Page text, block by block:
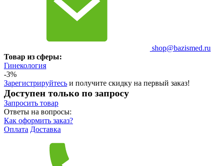
shop@bazismed.ru
Товар из сферы:
Гинекология
-3%
Зарегистрируйтесь и получите скидку на первый заказ!
Доступен только по запросу
Запросить товар
Ответы на вопросы:
Как оформить заказ?
Оплата Доставка